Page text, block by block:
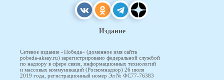
Издание
Сетевое издание «Победа» (доменное имя сайта
pobeda-aksay.ru) зарегистрировано федеральной службой
по надзору в сфере связи, информационных технологий
и массовых коммуникаций (Роскомнадзор) 26 июля
2019 года, регистрационный номер Эл № ФС77-76383